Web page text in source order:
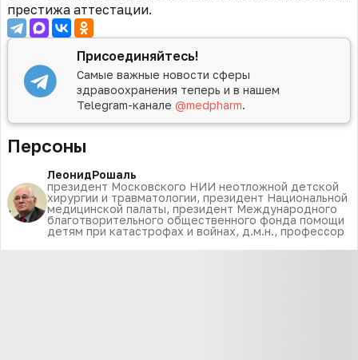
престижа аттестации.
Присоединяйтесь!
Самые важные новости сферы
здравоохранения теперь и в нашем
Telegram-канале@medpharm.
Персоны
ЛеонидРошаль
президент Московского НИИ неотложной детской
хирургии и травматологии, президент Национальной
медицинской палаты, президент Международного
благотворительного общественного фонда помощи
детям при катастрофах и войнах, д.м.н., профессор